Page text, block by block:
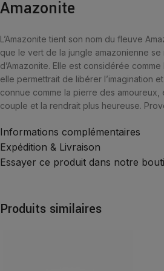
Amazonite
L’Amazonite tient son nom du fleuve
que le vert de la jungle amazonienne
d’Amazonite. Elle est considérée
elle permettrait de libérer l’imagination
connue comme la pierre des
couple et la rendrait plus heureuse.
Informations complémentaires
Expédition & Livraison
Essayer ce produit dans notre
Produits similaires